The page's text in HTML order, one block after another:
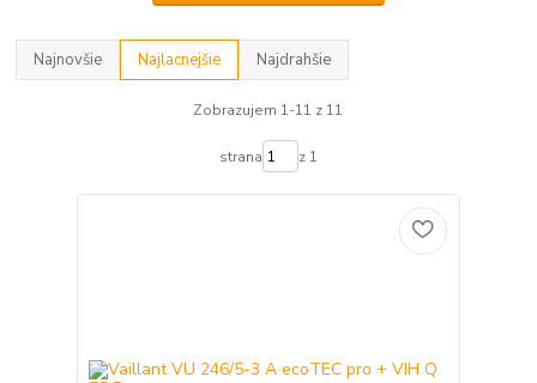
Najnovšie Najlacnejšie Najdrahšie
Zobrazujem 1-11 z 11
strana z 1